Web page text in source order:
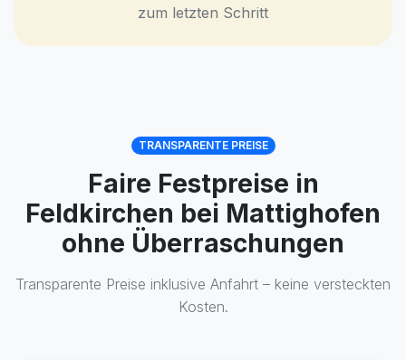
zum letzten Schritt
TRANSPARENTE PREISE
Faire Festpreise in
Feldkirchen bei Mattighofen
ohne Überraschungen
Transparente Preise inklusive Anfahrt – keine versteckten
Kosten.